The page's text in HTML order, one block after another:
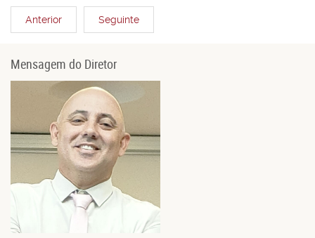
Anterior Seguinte
Mensagem do Diretor